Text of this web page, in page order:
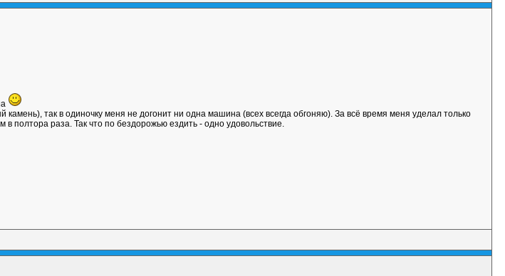
так в одиночку меня не догонит ни одна машина (всех всегда обгоняю). За всё время меня уделал только
полтора раза. Так что по бездорожью ездить - одно удовольствие.